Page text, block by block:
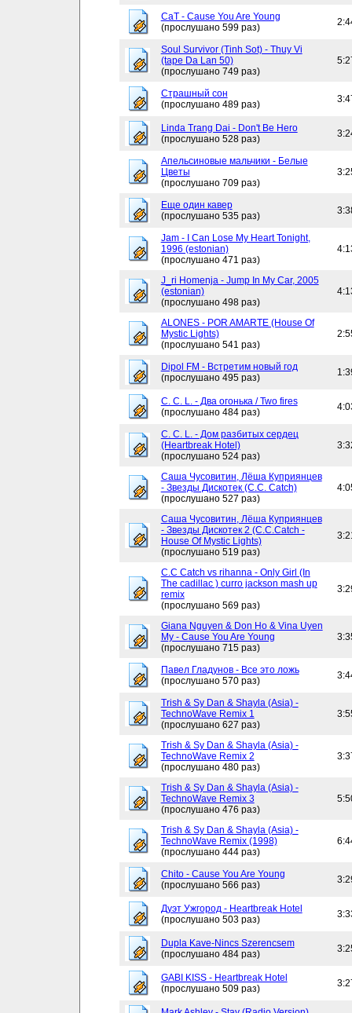
CaT - Cause You Are Young
(прослушано 599 раз)
Soul Survivor (Tinh Sot) - Thuy Vi
(tape Da Lan 50)
(прослушано 749 раз)
Страшный сон
(прослушано 489 раз)
Linda Trang Dai - Don't Be Hero
(прослушано 528 раз)
Апельсиновые мальчики - Белые
Цветы
(прослушано 709 раз)
Еще один кавер
(прослушано 535 раз)
Jam - I Can Lose My Heart Tonight,
1996 (estonian)
(прослушано 471 раз)
J_ri Homenja - Jump In My Car, 2005
(estonian)
(прослушано 498 раз)
ALONES - POR AMARTE (House Of
Mystic Lights)
(прослушано 541 раз)
Dipol FM - Встретим новый год
(прослушано 495 раз)
C. C. L. - Два огонька / Two fires
(прослушано 484 раз)
C. C. L. - Дом разбитых сердец
(Heartbreak Hotel)
(прослушано 524 раз)
Саша Чусовитин, Лёша Куприянцев
- Звезды Дискотек (C.C. Catch)
(прослушано 527 раз)
Саша Чусовитин, Лёша Куприянцев
- Звезды Дискотек 2 (C.C.Catch -
House Of Mystic Lights)
(прослушано 519 раз)
C.C Catch vs rihanna - Only Girl (In
The cadillac ) curro jackson mash up
remix
(прослушано 569 раз)
Giana Nguyen & Don Ho & Vina Uyen
My - Cause You Are Young
(прослушано 715 раз)
Павел Гладунов - Все это ложь
(прослушано 570 раз)
Trish & Sy Dan & Shayla (Asia) -
TechnoWave Remix 1
(прослушано 627 раз)
Trish & Sy Dan & Shayla (Asia) -
TechnoWave Remix 2
(прослушано 480 раз)
Trish & Sy Dan & Shayla (Asia) -
TechnoWave Remix 3
(прослушано 476 раз)
Trish & Sy Dan & Shayla (Asia) -
TechnoWave Remix (1998)
(прослушано 444 раз)
Chito - Cause You Are Young
(прослушано 566 раз)
Дуэт Ужгород - Heartbreak Hotel
(прослушано 503 раз)
Dupla Kave-Nincs Szerencsem
(прослушано 484 раз)
GABI KISS - Heartbreak Hotel
(прослушано 509 раз)